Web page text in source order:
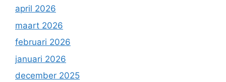
april 2026
maart 2026
februari 2026
januari 2026
december 2025